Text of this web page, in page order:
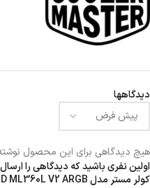
دیدگاهها
هیچ دیدگاهی برای این محصول
اولین نفری باشید که دیدگاهی را
کولر مستر مدل MASTERLIQUID ML360L V2 ARGB”